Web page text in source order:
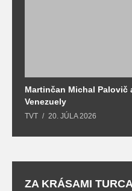
Martinčan Michal Palovič
Venezuely
TVT 20. JÚLA 2026
ZA KRÁSAMI